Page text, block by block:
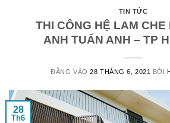
TIN TỨC
THI CÔNG HỆ LAM CHE
ANH TUẤN ANH – TP
ĐĂNG VÀO28 THÁNG 6, 2021 BỞI
28
Th6